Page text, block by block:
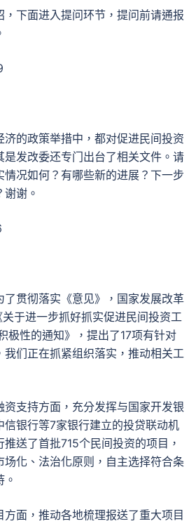
下面进入提问环节，提问前请通报
的政策举措中，都对促进民间投资
是发改委还专门出台了相关文件。请
情况如何？有哪些新的进展？下一步
谢。
了贯彻落实《意见》，国家发展改革
于进一步抓好抓实促进民间投资工
极性的通知》，提出了17项有针对
我们正在抓紧组织落实，推动相关工
支持方面，充分发挥与国家开发银
信银行等7家银行建立的投贷联动机
送了首批715个民间投资的项目，
场化、法治化原则，自主选择符合条
面，推动各地梳理报送了重大项目